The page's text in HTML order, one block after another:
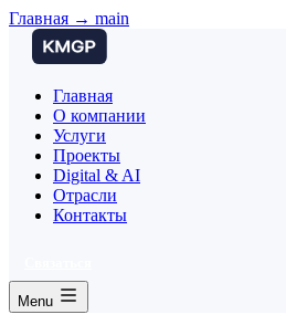
Главная → main
Главная
О компании
Услуги
Проекты
Digital & AI
Отрасли
Контакты
Menu